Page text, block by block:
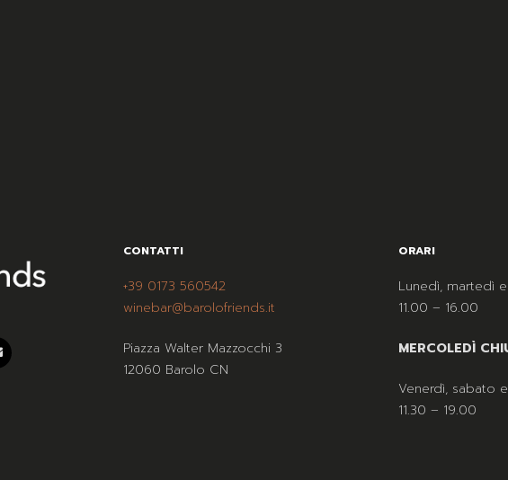
CONTATTI
+39 0173 560542
winebar@barolofriends.it
Piazza Walter Mazzocchi 3
12060 Barolo CN
ORARI
Lunedì, martedì
11.00 – 16.00
MERCOLEDÌ
Venerdì, sabato
11.30 – 19.00